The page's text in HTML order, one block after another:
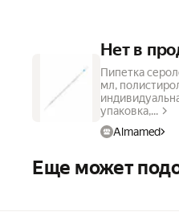
Нет в
Пипетка
мл,
упаковка,...
Almamed
Еще может